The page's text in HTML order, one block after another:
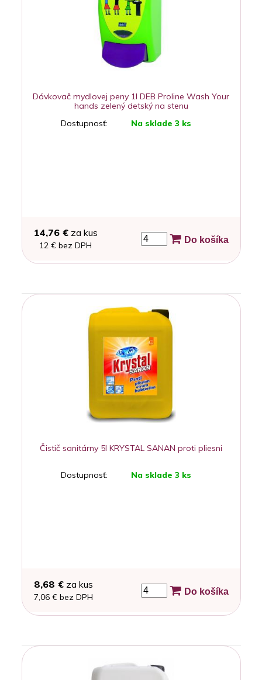
Dávkovač mydlovej peny 1l DEB Proline Wash Your
hands zelený detský na stenu
Dostupnosť:
Na sklade 3 ks
14,76 €za kus
12 € bez DPH
Do košíka
Čistič sanitárny 5l KRYSTAL SANAN proti pliesni
Dostupnosť: Na sklade 3 ks
8,68 €za kus
7,06 € bez DPH
Do košíka